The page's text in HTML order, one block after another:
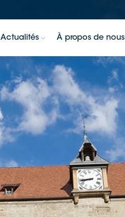
Actualités À propos de nous